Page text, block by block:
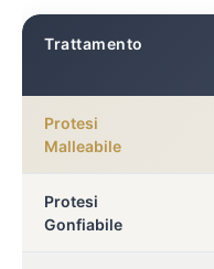
Trattamento
Protesi
Malleabile
Protesi
Gonfiabile